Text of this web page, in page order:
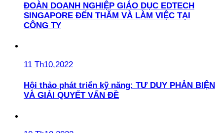
ĐOÀN DOANH NGHIỆP GIÁO DỤC EDTECH
SINGAPORE ĐẾN THĂM VÀ LÀM VIỆC TẠI
CÔNG TY
11 Th10,2022
Hội thảo phát triển kỹ năng: TƯ DUY PHẢN BIỆN
VÀ GIẢI QUYẾT VẤN ĐỀ